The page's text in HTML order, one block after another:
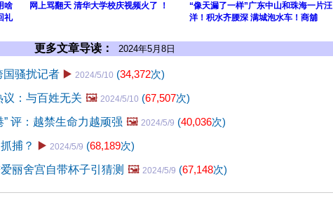
啥
礼
网上骂翻天 清华大学校庆视频火了 ！
“像天漏了一样”广东中山和珠海一片汪
洋！积水齐腰深 满城泡水车！商舖
更多文章导读： 2024年5月8日
国骚扰记者 ▶️ 2024/5/10 (34,372次)
：与百姓无关 🖼️ 2024/5/10 (67,507次)
评：越禁生命力越顽强 🖼️ 2024/5/9 (40,036次)
捕？ ▶️ 2024/5/9 (68,189次)
丽舍宫自带杯子引猜测 🖼️ 2024/5/9 (67,148次)